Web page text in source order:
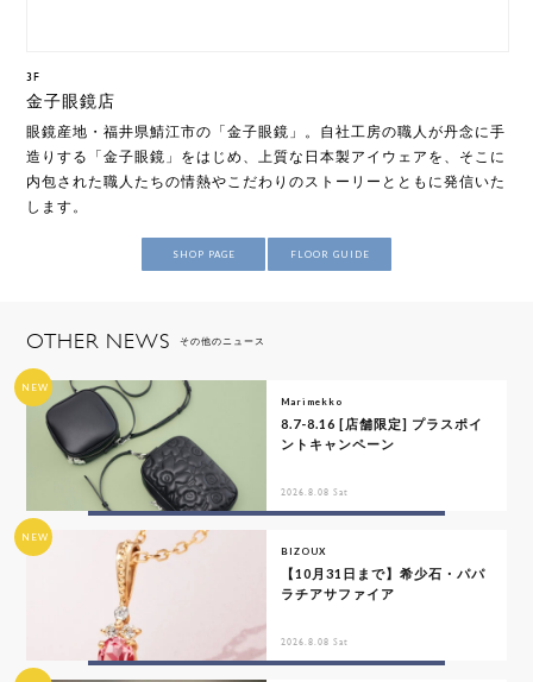
3F
金子眼鏡店
眼鏡産地・福井県鯖江市の「金子眼鏡」。自社工房の職人が丹念に手
造りする「金子眼鏡」をはじめ、上質な日本製アイウェアを、そこに
内包された職人たちの情熱やこだわりのストーリーとともに発信いた
します。
SHOP PAGE FLOOR GUIDE
OTHER NEWS その他のニュース
NEW
Marimekko
8.7-8.16 [店舗限定] プラスポイ
ントキャンペーン
2026.8.08 Sat
NEW
BIZOUX
【10月31日まで】希少石・パパ
ラチアサファイア
2026.8.08 Sat